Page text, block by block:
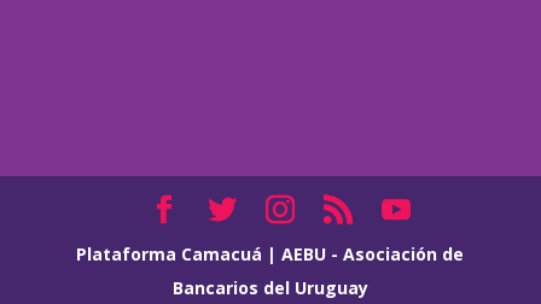
Plataforma Camacuá |AEBU - Asociación de
Bancarios del Uruguay